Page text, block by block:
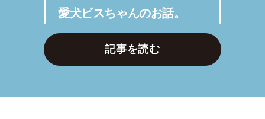
愛犬ビスちゃんのお話。
記事を読む